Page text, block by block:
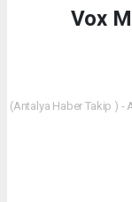
Vox
(Antalya Haber Takip ) -